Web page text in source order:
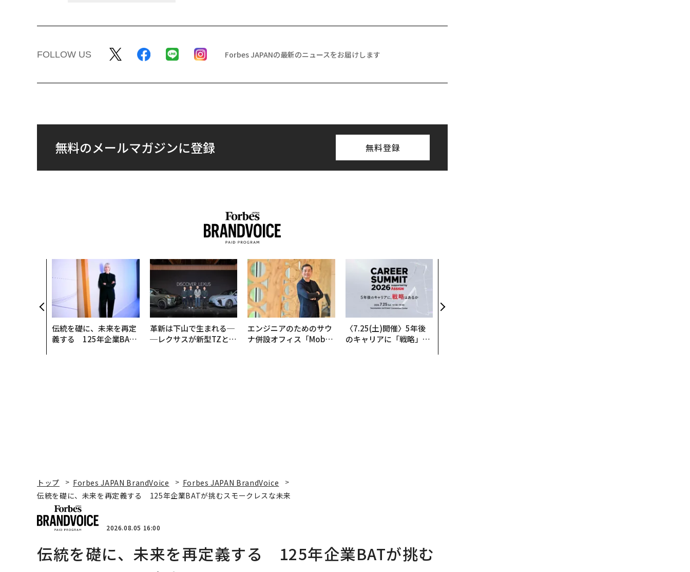
FOLLOW US Forbes JAPANの最新のニュースをお届けします
無料のメールマガジンに登録 無料登録
伝統を礎に、未来を再定
義する 125年企業BAT
革新は下山で生まれる─
─レクサスが新型TZとE
エンジニアのためのサウ
ナ併設オフィス「Mobiu
〈7.25(土)開催〉5年後
のキャリアに「戦略」は
トップ Forbes JAPAN BrandVoice
Forbes JAPAN BrandVoice
伝統を礎に、未来を再定義する 125年企業BATが挑むスモークレスな未来
2026.08.05 16:00
伝統を礎に、未来を再定義する 125年企業BATが挑む